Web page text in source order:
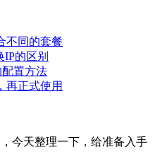
不同的套餐
的区别
置方法
再正式使用
今天整理一下，给准备入手